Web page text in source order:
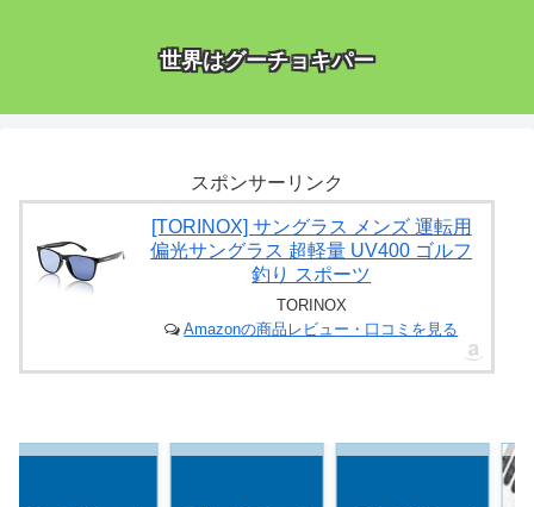
世界はグーチョキパー
スポンサーリンク
[TORINOX] サングラス メンズ 運転用
偏光サングラス 超軽量 UV400 ゴルフ
釣り スポーツ
TORINOX
Amazonの商品レビュー・口コミを見る